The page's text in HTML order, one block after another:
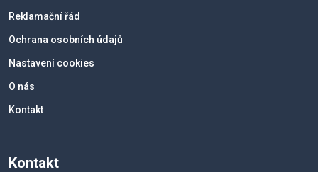
Reklamační řád
Ochrana osobních údajů
Nastavení cookies
O nás
Kontakt
Kontakt